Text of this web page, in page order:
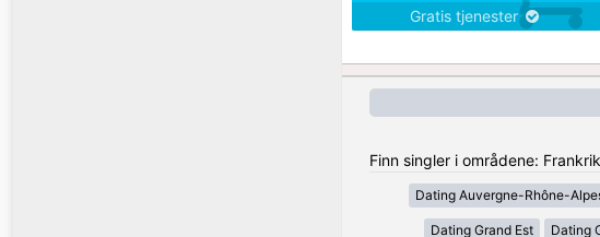
Gratis tjenester
Finn singler i områdene:
Dating Auvergne-Rhône-
Dating Grand Est Dating